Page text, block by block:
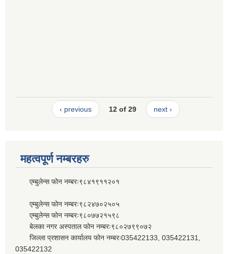
‹ previous 12 of 29 next ›
महत्वपूर्ण नम्बरहरु
एम्बुलेन्स फोन नम्बरः९८४१९११२०१
एम्बुलेन्स फोन नम्बरः९८२४७०२५०५
एम्बुलेन्स फोन नम्बरः९८०७७२१५९८
बेलका नगर अस्पताल फोन नम्बरः९८०२७९९०७२
जिल्ला प्रशासन कार्यालय फोन नम्बरः035422133, 035422131,
035422132